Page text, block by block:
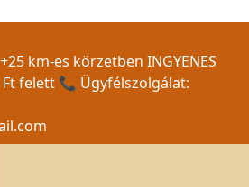
km-es körzetben INGYENES
Ft felett 📞 Ügyfélszolgálat: